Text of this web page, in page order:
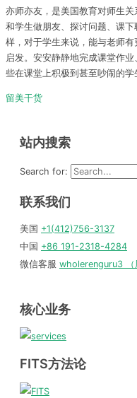
亦师亦友，是美国教育对师生
和学生做朋友、探讨问题、课
样，对于学生来说，能与老师
启发。安安静静地完成课堂作
些在课堂上积极到甚至吵闹的学
留美干货
站内搜索
Search for:
联系我们
美国 +1(412)756-3137
中国 +86 191-2318-4284
微信客服 wholerenguru3 （
核心业务
FITS方法论